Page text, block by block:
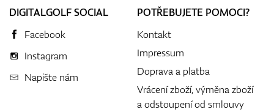
DIGITALGOLF SOCIAL
Facebook
Instagram
Napište nám
POTŘEBUJETE POMOCI?
Kontakt
Impressum
Doprava a platba
Vrácení zboží, výměna zboží
a odstoupení od smlouvy